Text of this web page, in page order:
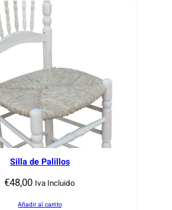
Silla de Palillos
€48,00 Iva Incluido
Añadir al carrito